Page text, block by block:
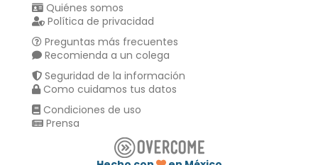
Quiénes somos
Política de privacidad
Preguntas más frecuentes
Recomienda a un colega
Seguridad de la información
Como cuidamos tus datos
Condiciones de uso
Prensa